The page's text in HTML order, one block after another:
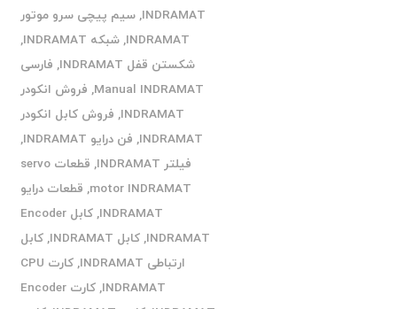
INDRAMAT
,سیم پیچی سرو موتور
INDRAMAT
,شبکه INDRAMAT
,
شکستن قفل INDRAMAT
, فارسی
Manual INDRAMAT
, فروش انکودر
INDRAMAT
, فروش کابل انکودر
INDRAMAT
, فن درایو INDRAMAT
,
فیلتر INDRAMAT
,
قطعات servo
motor INDRAMAT
, قطعات درایو
INDRAMAT
,
کابل Encoder
INDRAMAT
,کابل INDRAMAT ,کابل
ارتباطی INDRAMAT
,
کارت CPU
INDRAMAT
,
کارت Encoder